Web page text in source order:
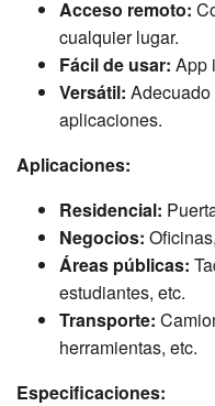
Acceso remoto:
cualquier lugar.
Fácil de usar: App
Versátil:
aplicaciones.
Aplicaciones:
Residencial:
Negocios:
Áreas públicas:
estudiantes, etc.
Transporte:
herramientas, etc.
Especificaciones: